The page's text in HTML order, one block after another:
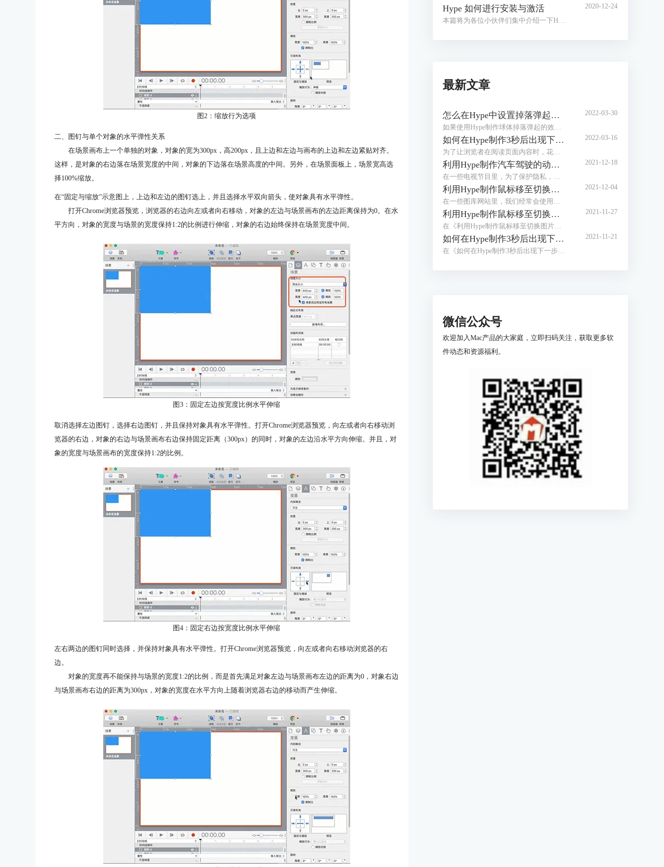
图2：缩放行为选项
二、图钉与单个对象的水平弹性关系
在场景画布上一个单独的对象，对象的宽为300px，高200px，且上边和左边与画布的上边和左边紧贴对齐。
这样，是对象的右边落在场景宽度的中间，对象的下边落在场景高度的中间。另外，在场景面板上，场景宽高选
择100%缩放。
在“固定与缩放”示意图上，上边和左边的图钉选上，并且选择水平双向箭头，使对象具有水平弹性。
打开Chrome浏览器预览，浏览器的右边向左或者向右移动，对象的左边与场景画布的左边距离保持为0。在水
平方向，对象的宽度与场景的宽度保持1:2的比例进行伸缩，对象的右边始终保持在场景宽度中间。
图3：固定左边按宽度比例水平伸缩
取消选择左边图钉，选择右边图钉，并且保持对象具有水平弹性。打开Chrome浏览器预览，向左或者向右移动浏
览器的右边，对象的右边与场景画布右边保持固定距离（300px）的同时，对象的左边沿水平方向伸缩。并且，对
象的宽度与场景画布的宽度保持1:2的比例。
图4：固定右边按宽度比例水平伸缩
左右两边的图钉同时选择，并保持对象具有水平弹性。打开Chrome浏览器预览，向左或者向右移动浏览器的右
边。
对象的宽度再不能保持与场景的宽度1:2的比例，而是首先满足对象左边与场景画布左边的距离为0，对象右边
与场景画布右边的距离为300px，对象的宽度在水平方向上随着浏览器右边的移动而产生伸缩。
Hype 如何进行安装与激活
本篇将为各位小伙伴们集中介绍一下H5制作软件Hype的安装与激活教程。
2020-12-24
最新文章
怎么在Hype中设置掉落弹起的动画效果
如果使用Hype制作球体掉落弹起的效果，是不是只能通过绘制运动路径的方法？其实，我们有更加便捷的方法，就是在关键帧过渡方式中选择弹起的方式，让元素在开始帧与结束帧之间呈现弹跳的动画。
2022-03-30
如何在Hype制作3秒后出现下一步的页面（场景设置）
为了让浏览者在阅读页面内容时，花费足够的时间阅读，减少因阅读过快造成信息遗漏，一些页面会设置倒计时按钮。浏览者需要在倒计时完成后，才能看到“下一步”、“下一页”等切换页面的按钮。
2022-03-16
利用Hype制作汽车驾驶的动态路线图
在一些电视节目里，为了保护隐私，经常会使用动画来展现当前地点与目的地的行走路径，比如图1所示的简单汽车驾驶路径。
2021-12-18
利用Hype制作鼠标移至切换图片的效果（场景设置）
在一些图库网站里，我们经常会使用到滑动切换图片的功能。该功能可帮助我们快速地浏览图库中的图片，避免进行繁琐的打开、关闭图片的操作。
2021-12-04
利用Hype制作鼠标移至切换图片的效果（鼠标移至动作）
在《利用Hype制作鼠标移至切换图片的效果（场景设置）》中，我们已经详细讲解了切换按钮的制作，以及图片的排版方式。
2021-11-27
如何在Hype制作3秒后出现下一步的页面（动画制作）
在《如何在Hype制作3秒后出现下一步的页面（场景设置）》一文中，我们已经详细讲解了倒计时按钮的制作以及下一步触发动作的设置。
2021-11-21
微信公众号
欢迎加入Mac产品的大家庭，立即扫码关注，获取更多软
件动态和资源福利。